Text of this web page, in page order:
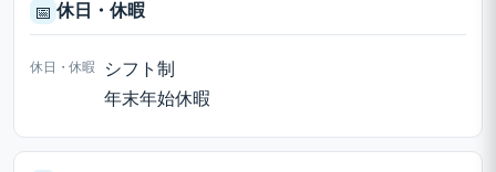
📅 休日・休暇
休日・休暇
シフト制
年末年始休暇